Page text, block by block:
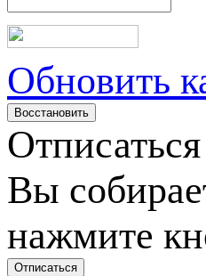
Обновить
Вы
нажмите